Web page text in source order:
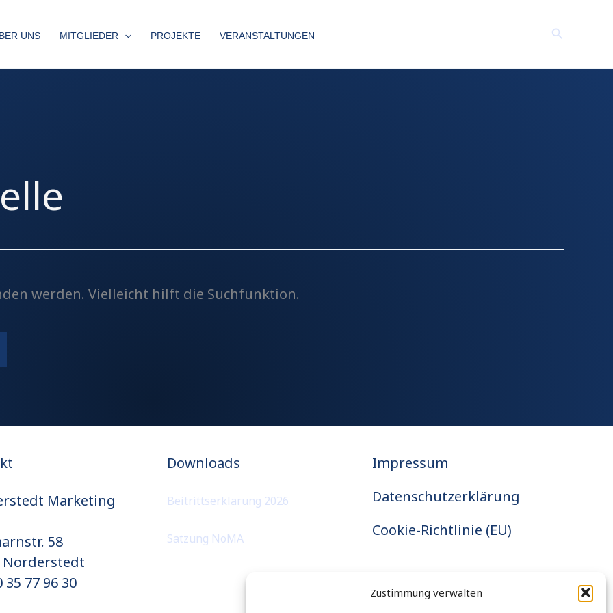
Zustimmung verwalten
UNS MITGLIEDER PROJEKTE VERANSTALTUNGEN Suchen
werden. Vielleicht hilft die Suchfunktion.
Marketing
58
Norderstedt
35 77 96 30
Downloads
Beitrittserklärung 2026
Satzung NoMA
Impressum
Datenschutzerklärung
Cookie-Richtlinie (EU)